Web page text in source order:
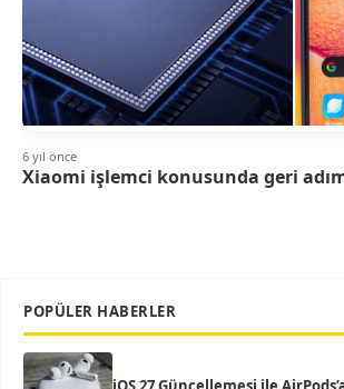
6 yıl önce
Xiaomi işlemci konusunda geri
POPÜLER HABERLER